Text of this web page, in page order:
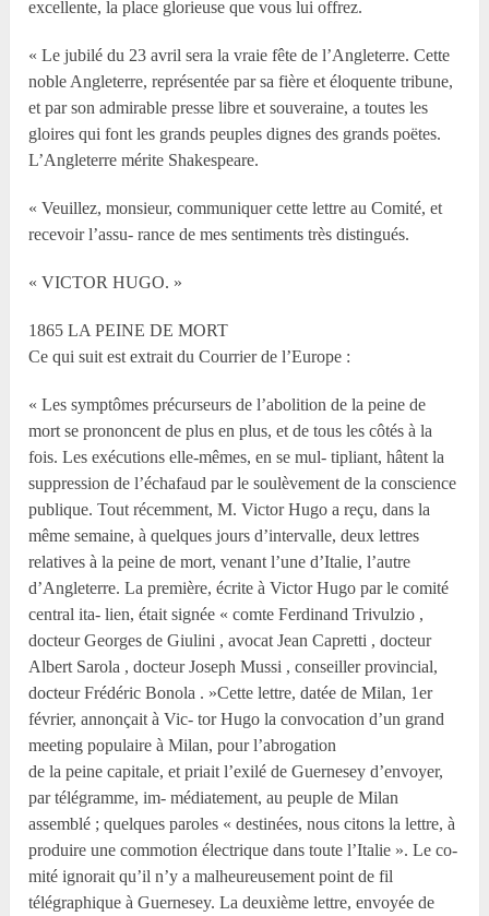
excellente, la place glorieuse que vous lui offrez.
« Le jubilé du 23 avril sera la vraie fête de l’Angleterre. Cette
noble Angleterre, représentée par sa fière et éloquente tribune,
et par son admirable presse libre et souveraine, a toutes les
gloires qui font les grands peuples dignes des grands poëtes.
L’Angleterre mérite Shakespeare.
« Veuillez, monsieur, communiquer cette lettre au Comité, et
recevoir l’assu- rance de mes sentiments très distingués.
« VICTOR HUGO. »
1865 LA PEINE DE MORT
Ce qui suit est extrait du Courrier de l’Europe :
« Les symptômes précurseurs de l’abolition de la peine de
mort se prononcent de plus en plus, et de tous les côtés à la
fois. Les exécutions elle-mêmes, en se mul- tipliant, hâtent la
suppression de l’échafaud par le soulèvement de la conscience
publique. Tout récemment, M. Victor Hugo a reçu, dans la
même semaine, à quelques jours d’intervalle, deux lettres
relatives à la peine de mort, venant l’une d’Italie, l’autre
d’Angleterre. La première, écrite à Victor Hugo par le comité
central ita- lien, était signée « comte Ferdinand Trivulzio ,
docteur Georges de Giulini , avocat Jean Capretti , docteur
Albert Sarola , docteur Joseph Mussi , conseiller provincial,
docteur Frédéric Bonola . »Cette lettre, datée de Milan, 1er
février, annonçait à Vic- tor Hugo la convocation d’un grand
meeting populaire à Milan, pour l’abrogation
de la peine capitale, et priait l’exilé de Guernesey d’envoyer,
par télégramme, im- médiatement, au peuple de Milan
assemblé ; quelques paroles « destinées, nous citons la lettre, à
produire une commotion électrique dans toute l’Italie ». Le co-
mité ignorait qu’il n’y a malheureusement point de fil
télégraphique à Guernesey. La deuxième lettre, envoyée de